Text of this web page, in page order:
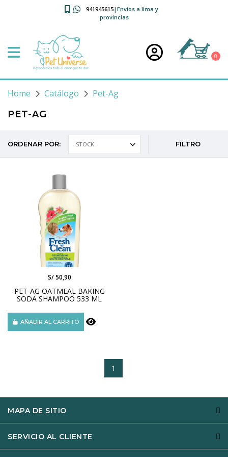
941945615|Envíos a lima y
provincias
0
Home Catálogo
Pet-Ag
PET-AG
ORDENAR POR: FILTRO
PET-AG OATMEAL BAKING
SODA SHAMPOO 533 ML
S/ 50,90
AÑADIR AL CARRITO
1
MAPA DE SITIO
SERVICIO AL CLIENTE